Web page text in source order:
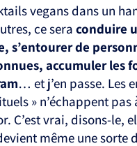
vegans dans un
ce seraconduire
s’entourer de
accumuler les
… et j’en passe. Les
» n’échappent pas
C’est vrai, disons-le,
même une sorte